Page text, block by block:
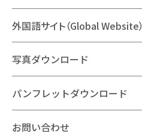
外国語サイト（Global Website）
写真ダウンロード
パンフレットダウンロード
お問い合わせ